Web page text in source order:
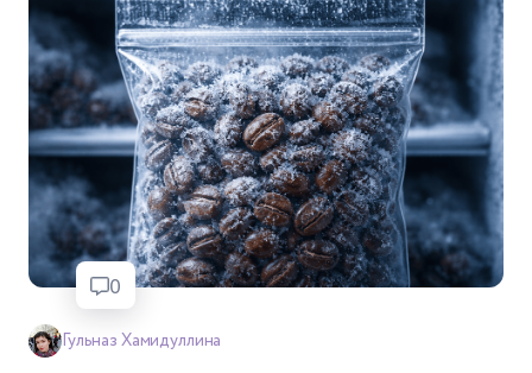
0
Гульназ Хамидуллина